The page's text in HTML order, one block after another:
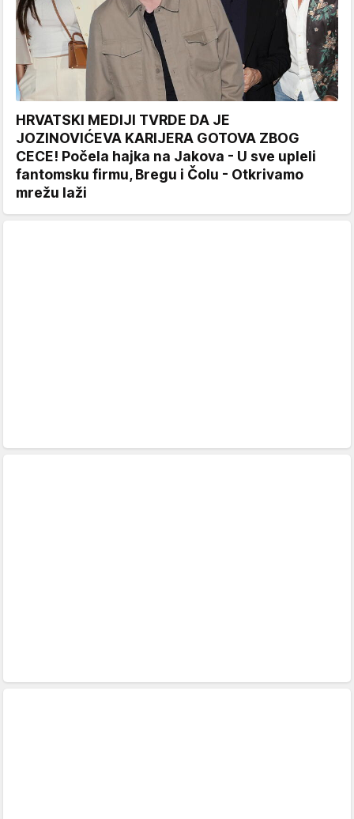
HRVATSKI MEDIJI TVRDE DA JE
JOZINOVIĆEVA KARIJERA GOTOVA ZBOG
CECE! Počela hajka na Jakova - U sve upleli
fantomsku firmu, Bregu i Čolu - Otkrivamo
mrežu laži